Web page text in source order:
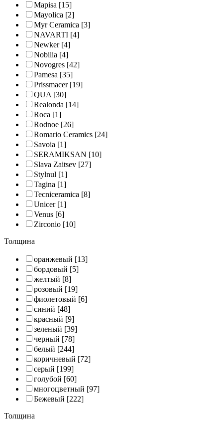
Mapisa [15]
Mayolica [2]
Myr Ceramica [3]
NAVARTI [4]
Newker[4]
Nobilia [4]
Novogres [42]
Pamesa [35]
Prissmacer[19]
QUA[30]
Realonda [14]
Roca [1]
Rodnoe [26]
Romario Ceramics [24]
Savoia [1]
SERAMIKSAN [10]
Slava Zaitsev [27]
Stylnul [1]
Tagina [1]
Tecniceramica [8]
Unicer[1]
Venus [6]
Zirconio [10]
Толщина
оранжевый [13]
бордовый [5]
желтый [8]
розовый [19]
фиолетовый [6]
синий [48]
красный [9]
зеленый [39]
черный [78]
белый [244]
коричневый [72]
серый [199]
голубой [60]
многоцветный [97]
Бежевый [222]
Толщина